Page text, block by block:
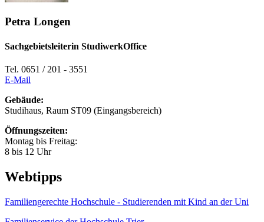
Petra Longen
Sachgebietsleiterin StudiwerkOffice
Tel. 0651 / 201 - 3551
E-Mail
Gebäude:
Studihaus, Raum ST09 (Eingangsbereich)
Öffnungszeiten:
Montag bis Freitag:
8 bis 12 Uhr
Webtipps
Familiengerechte Hochschule - Studierenden mit Kind an der Uni